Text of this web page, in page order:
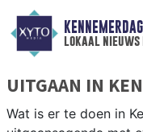
lokaal nieuws
UITGAAN IN
Wat is er te doen in